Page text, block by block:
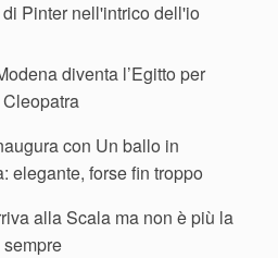
Pinter nell'intrico dell'io
diventa l’Egitto per
con Un ballo in
elegante, forse fin troppo
alla Scala ma non è più la